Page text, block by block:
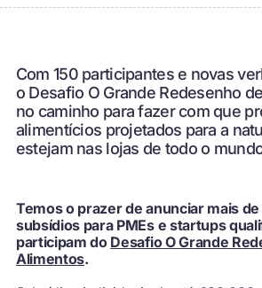
Com 150 participantes e novas
o Desafio O Grande Redesenho
no caminho para fazer com que
alimentícios projetados para a
estejam nas lojas de todo o
Temos o prazer de anunciar mais
subsídios para PMEs e startups
participam do Desafio O Grande
Alimentos.